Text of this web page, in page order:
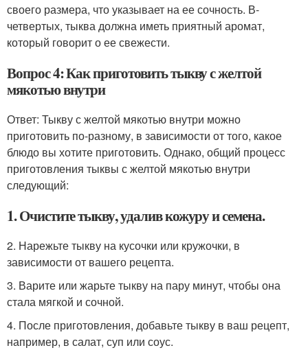
своего размера, что указывает на ее сочность. В-
четвертых, тыква должна иметь приятный аромат,
который говорит о ее свежести.
Вопрос 4: Как приготовить тыкву с желтой
мякотью внутри
Ответ: Тыкву с желтой мякотью внутри можно
приготовить по-разному, в зависимости от того, какое
блюдо вы хотите приготовить. Однако, общий процесс
приготовления тыквы с желтой мякотью внутри
следующий:
1. Очистите тыкву, удалив кожуру и семена.
2. Нарежьте тыкву на кусочки или кружочки, в
зависимости от вашего рецепта.
3. Варите или жарьте тыкву на пару минут, чтобы она
стала мягкой и сочной.
4. После приготовления, добавьте тыкву в ваш рецепт,
например, в салат, суп или соус.